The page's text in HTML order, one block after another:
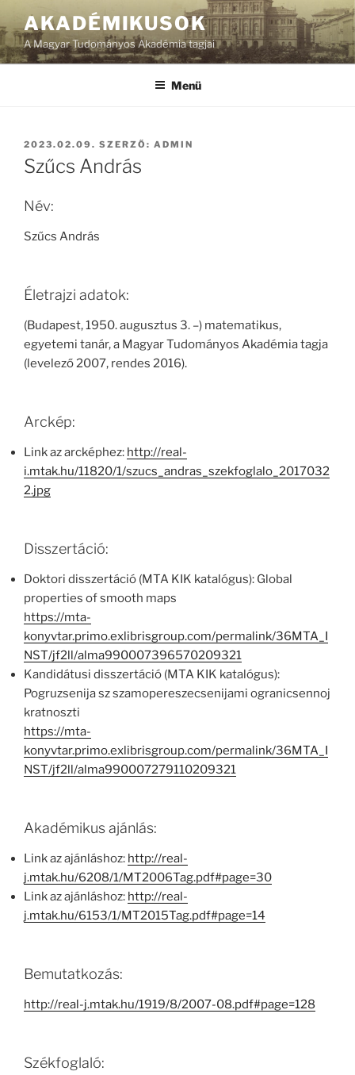
AKADÉMIKUSOK
A Magyar Tudományos Akadémia tagjai
Menü
BEKÜLDVE:
2023.02.09. SZERZŐ: ADMIN
Szűcs András
Név:
Szűcs András
Életrajzi adatok:
(Budapest, 1950. augusztus 3. –) matematikus,
egyetemi tanár, a Magyar Tudományos Akadémia tagja
(levelező 2007, rendes 2016).
Arckép:
Link az arcképhez: http://real-
i.mtak.hu/11820/1/szucs_andras_szekfoglalo_2017032
2.jpg
Disszertáció:
Doktori disszertáció (MTA KIK katalógus): Global
properties of smooth maps
https://mta-
konyvtar.primo.exlibrisgroup.com/permalink/36MTA_I
NST/jf2ll/alma990007396570209321
Kandidátusi disszertáció (MTA KIK katalógus):
Pogruzsenija sz szamopereszecsenijami ogranicsennoj
kratnoszti
https://mta-
konyvtar.primo.exlibrisgroup.com/permalink/36MTA_I
NST/jf2ll/alma990007279110209321
Akadémikus ajánlás:
Link az ajánláshoz: http://real-
j.mtak.hu/6208/1/MT2006Tag.pdf#page=30
Link az ajánláshoz: http://real-
j.mtak.hu/6153/1/MT2015Tag.pdf#page=14
Bemutatkozás:
http://real-j.mtak.hu/1919/8/2007-08.pdf#page=128
Székfoglaló: